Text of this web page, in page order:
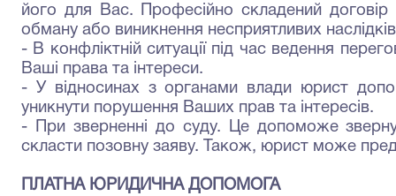
його для Вас. Професійно складений
обману або виникнення несприятливих
- В конфліктній ситуації під час ведення
Ваші права та інтереси.
- У відносинах з органами влади юрист
уникнути порушення Ваших прав та інтересів.
-
При зверненні до суду. Це допоможе
скласти позовну заяву. Та­кож, юрист може
ПЛАТНА ЮРИДИЧНА ДОПОМОГА